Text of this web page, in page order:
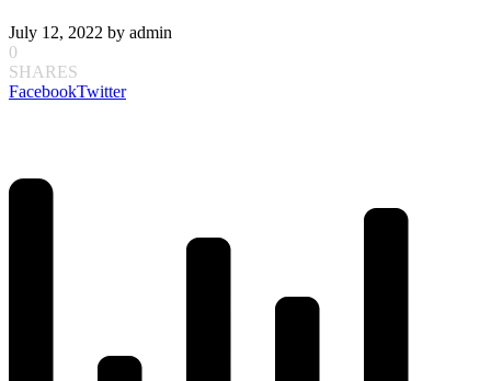
July 12, 2022 by admin
0
SHARES
FacebookTwitter